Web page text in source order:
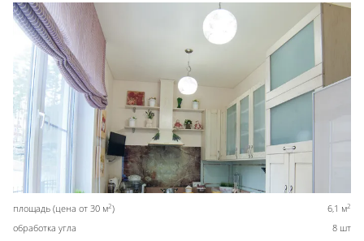
площадь (цена от 30 м2) 6,1 м2
обработка угла 8 шт